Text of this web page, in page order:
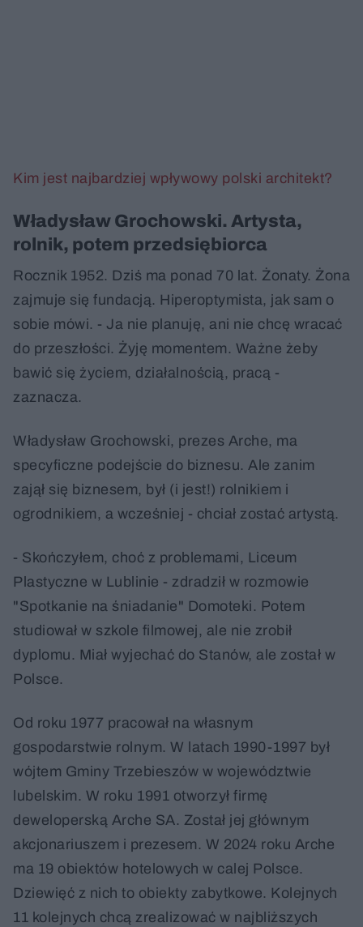
Kim jest najbardziej wpływowy polski architekt?
Władysław Grochowski. Artysta,
rolnik, potem przedsiębiorca
Rocznik 1952. Dziś ma ponad 70 lat. Żonaty. Żona
zajmuje się fundacją. Hiperoptymista, jak sam o
sobie mówi. - Ja nie planuję, ani nie chcę wracać
do przeszłości. Żyję momentem. Ważne żeby
bawić się życiem, działalnością, pracą -
zaznacza.
Władysław Grochowski, prezes Arche, ma
specyficzne podejście do biznesu. Ale zanim
zajął się biznesem, był (i jest!) rolnikiem i
ogrodnikiem, a wcześniej - chciał zostać artystą.
- Skończyłem, choć z problemami, Liceum
Plastyczne w Lublinie - zdradził w rozmowie
"Spotkanie na śniadanie" Domoteki. Potem
studiował w szkole filmowej, ale nie zrobił
dyplomu. Miał wyjechać do Stanów, ale został w
Polsce.
Od roku 1977 pracował na własnym
gospodarstwie rolnym. W latach 1990-1997 był
wójtem Gminy Trzebieszów w województwie
lubelskim. W roku 1991 otworzył firmę
deweloperską Arche SA. Został jej głównym
akcjonariuszem i prezesem. W 2024 roku Arche
ma 19 obiektów hotelowych w calej Polsce.
Dziewięć z nich to obiekty zabytkowe. Kolejnych
11 kolejnych chcą zrealizować w najbliższych